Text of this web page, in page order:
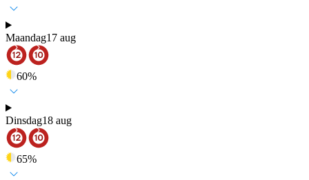
Maandag17 aug
60%
Dinsdag18 aug
65%